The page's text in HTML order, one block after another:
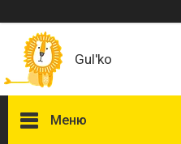
Gul'ko
Меню